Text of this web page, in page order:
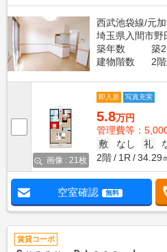
西武池袋線/元
埼玉県入間市野
築年数
築
建物階数
2
画像 : 21枚
即入居 写真充実
5.8万円
管理費等：
敷
なし 礼
2階
1R 34.29
空室確認 無料
賃貸コーポ